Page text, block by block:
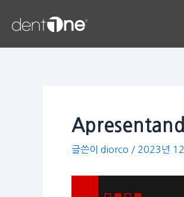
글쓴이 diorco / 2023년
navigation